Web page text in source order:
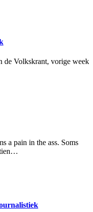
de Volkskrant, vorige week
a pain in the ass. Soms